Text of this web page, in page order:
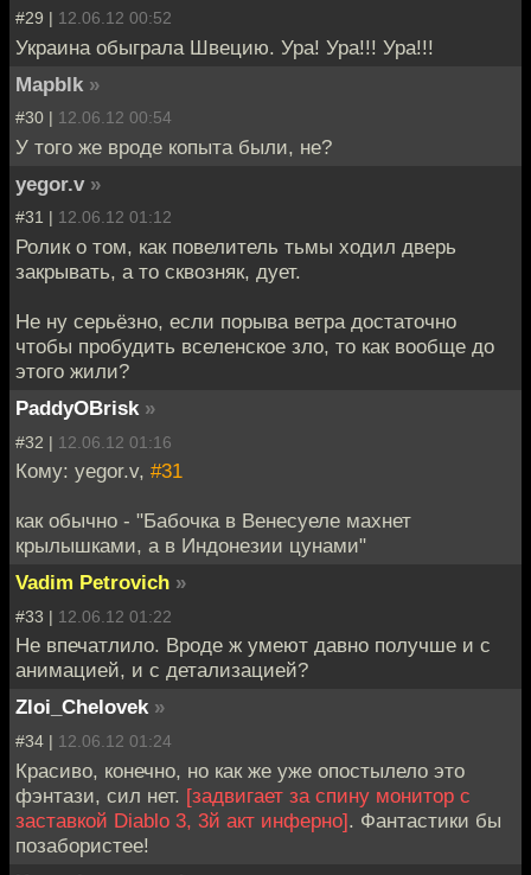
#29 | 12.06.12 00:52
Украина обыграла Швецию. Ура! Ура!!! Ура!!!
Mapblk »
#30 | 12.06.12 00:54
У того же вроде копыта были, не?
yegor.v »
#31 | 12.06.12 01:12
Ролик о том, как повелитель тьмы ходил дверь
закрывать, а то сквозняк, дует.
Не ну серьёзно, если порыва ветра достаточно
чтобы пробудить вселенское зло, то как вообще до
этого жили?
PaddyOBrisk »
#32 | 12.06.12 01:16
Кому: yegor.v, #31
как обычно - "Бабочка в Венесуеле махнет
крылышками, а в Индонезии цунами"
Vadim Petrovich »
#33 | 12.06.12 01:22
Не впечатлило. Вроде ж умеют давно получше и с
анимацией, и с детализацией?
Zloi_Chelovek »
#34 | 12.06.12 01:24
Красиво, конечно, но как же уже опостылело это
фэнтази, сил нет. [задвигает за спину монитор с
заставкой Diablo 3, 3й акт инферно]. Фантастики бы
позабористее!